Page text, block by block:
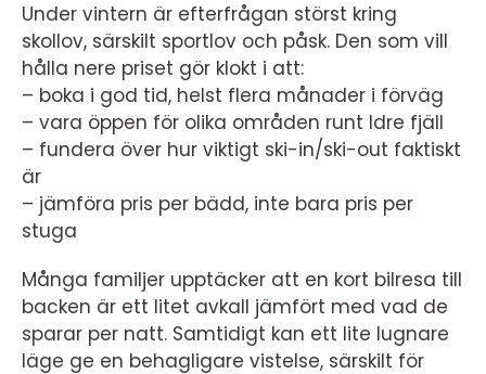
Under vintern är efterfrågan störst kring
skollov, särskilt sportlov och påsk. Den som vill
hålla nere priset gör klokt i att:
– boka i god tid, helst flera månader i förväg
– vara öppen för olika områden runt Idre fjäll
– fundera över hur viktigt ski-in/ski-out faktiskt
är
– jämföra pris per bädd, inte bara pris per
stuga
Många familjer upptäcker att en kort bilresa till
backen är ett litet avkall jämfört med vad de
sparar per natt. Samtidigt kan ett lite lugnare
läge ge en behagligare vistelse, särskilt för